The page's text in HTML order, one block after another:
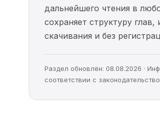
дальнейшего чтения в
сохраняет структуру
скачивания и без
Раздел обновлён: 08.08.2026 ·
соответствии с